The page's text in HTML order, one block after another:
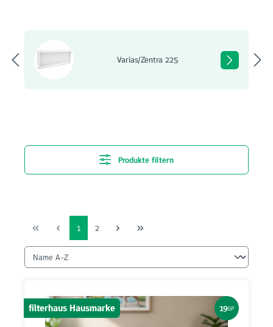
Varias/Zentra 225
Produkte filtern
Seite
1 Seite
2
filterhaus Hausmarke 19GP